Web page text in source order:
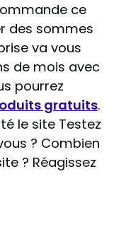
ce
des sommes
va vous
de mois avec
pourrez
gratuits.
le site Testez
? Combien
? Réagissez